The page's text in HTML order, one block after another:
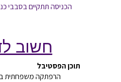
הכניסה תתקיים בסבבי
חשוב
תוכן הפסטיבל
הרפתקה משפחתית